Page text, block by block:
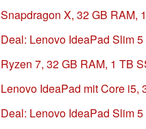
Snapdragon X, 32 GB RAM,
Deal: Lenovo IdeaPad Slim
Ryzen 7, 32 GB RAM, 1 TB
Lenovo IdeaPad mit Core i5,
Deal: Lenovo IdeaPad Slim